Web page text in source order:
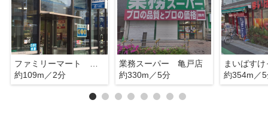
約109m／2分
業務スーパー 亀戸店
約330m／5分
約354m／